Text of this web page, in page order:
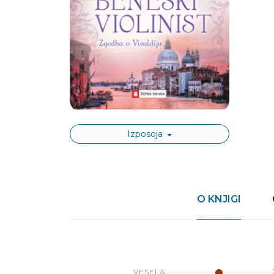
Izposoja
O KNJIGI
VESELA